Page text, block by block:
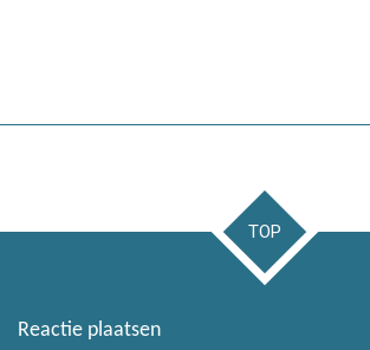
TOP
Reactie plaatsen